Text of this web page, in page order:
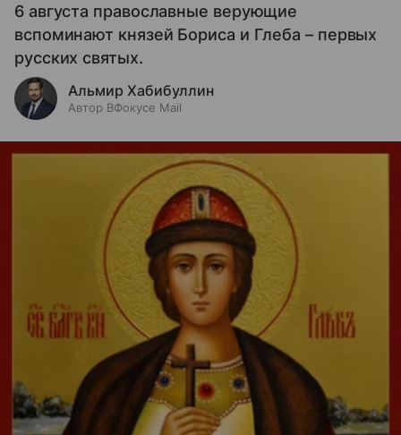
6 августа православные верующие
вспоминают князей Бориса и Глеба – первых
русских святых.
Альмир Хабибуллин
Автор ВФокусе Mail